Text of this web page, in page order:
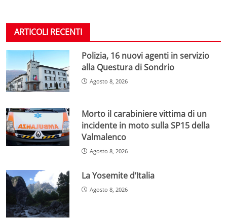
ARTICOLI RECENTI
Polizia, 16 nuovi agenti in servizio
alla Questura di Sondrio
Agosto 8, 2026
Morto il carabiniere vittima di un
incidente in moto sulla SP15 della
Valmalenco
Agosto 8, 2026
La Yosemite d’Italia
Agosto 8, 2026